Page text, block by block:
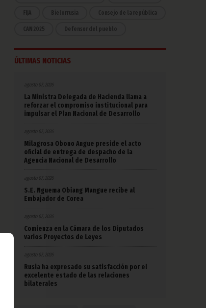
FIJA Bielorrusia Consejo de la república
CAN 2025 Defensor del pueblo
ÚLTIMAS NOTICIAS
agosto 07, 2026
La Ministra Delegada de Hacienda llama a
reforzar el compromiso institucional para
impulsar el Plan Nacional de Desarrollo
agosto 07, 2026
Milagrosa Obono Angue preside el acto
oficial de entrega de despacho de la
Agencia Nacional de Desarrollo
agosto 07, 2026
S.E. Nguema Obiang Mangue recibe al
Embajador de Corea
agosto 07, 2026
Comienza en la Cámara de los Diputados
varios Proyectos de Leyes
agosto 07, 2026
Rusia ha expresado su satisfacción por el
excelente estado de las relaciones
bilaterales